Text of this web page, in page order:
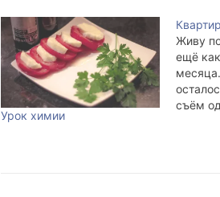
Урок химии
Живу
ещё
съём